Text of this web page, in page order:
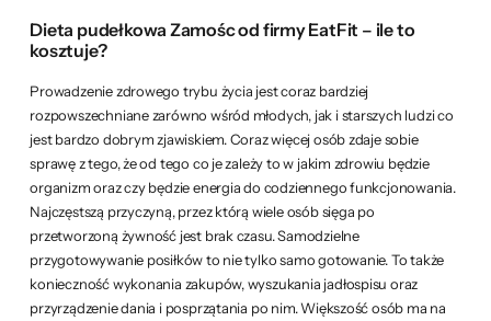
Dieta pudełkowa Zamośc od firmy EatFit – ile to
kosztuje?
Prowadzenie zdrowego trybu życia jest coraz bardziej
rozpowszechniane zarówno wśród młodych, jak i starszych ludzi co
jest bardzo dobrym zjawiskiem. Coraz więcej osób zdaje sobie
sprawę z tego, że od tego co je zależy to w jakim zdrowiu będzie
organizm oraz czy będzie energia do codziennego funkcjonowania.
Najczęstszą przyczyną, przez którą wiele osób sięga po
przetworzoną żywność jest brak czasu. Samodzielne
przygotowywanie posiłków to nie tylko samo gotowanie. To także
konieczność wykonania zakupów, wyszukania jadłospisu oraz
przyrządzenie dania i posprzątania po nim. Większość osób ma na